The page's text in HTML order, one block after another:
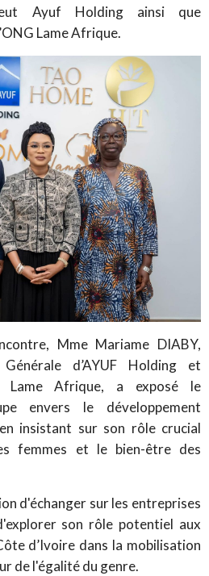
Ayuf Holding ainsi que
Lame Afrique.
Mme Mariame DIABY,
d’AYUF Holding et
Lame Afrique, a exposé le
envers le développement
insistant sur son rôle crucial
femmes et le bien-être des
d'échanger sur les entreprises
son rôle potentiel aux
d’Ivoire dans la mobilisation
de l'égalité du genre.